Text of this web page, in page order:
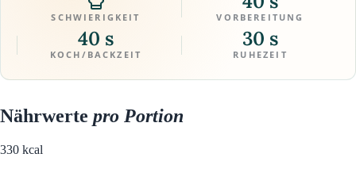
SCHWIERIGKEIT VORBEREITUNG
40 s
KOCH/BACKZEIT
30 s
RUHEZEIT
Nährwerte pro Portion
330 kcal